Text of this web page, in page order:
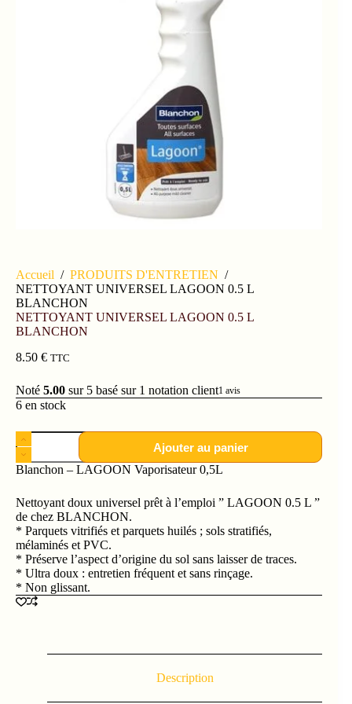
Accueil / PRODUITS D'ENTRETIEN /
NETTOYANT UNIVERSEL LAGOON 0.5 L
BLANCHON
NETTOYANT UNIVERSEL LAGOON 0.5 L
BLANCHON
8.50 € TTC
Noté 5.00 sur 5 basé sur 1 notation client1 avis
6 en stock
Ajouter au panier
Blanchon – LAGOON Vaporisateur 0,5L
Nettoyant doux universel prêt à l’emploi ” LAGOON 0.5 L ”
de chez BLANCHON.
* Parquets vitrifiés et parquets huilés ; sols stratifiés,
mélaminés et PVC.
* Préserve l’aspect d’origine du sol sans laisser de traces.
* Ultra doux : entretien fréquent et sans rinçage.
* Non glissant.
Description